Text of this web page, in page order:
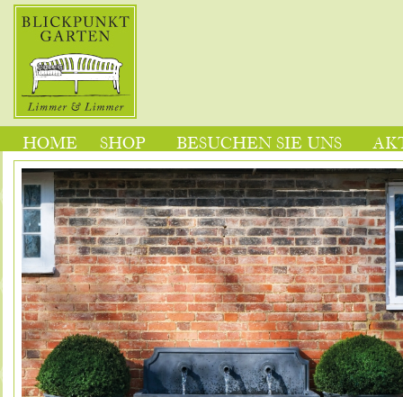
HOME SHOP BESUCHEN SIE UNS